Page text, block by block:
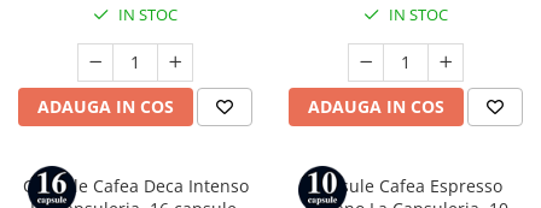
IN STOC
ADAUGA IN COS
IN STOC
ADAUGA IN COS
Capsule Cafea Deca Intenso
Capsule Cafea Espresso